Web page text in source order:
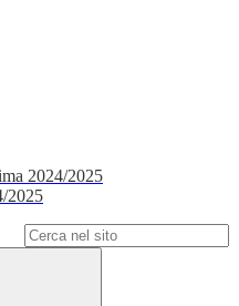
2024/2025
2025